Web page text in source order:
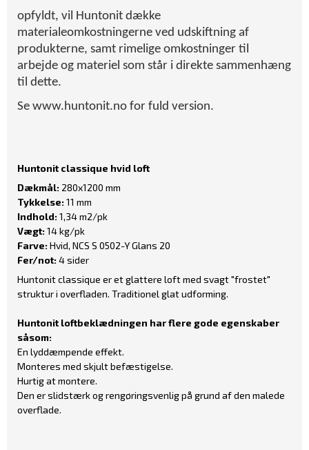
opfyldt, vil Huntonit dække
materialeomkostningerne ved udskiftning af
produkterne, samt rimelige omkostninger til
arbejde og materiel som står i direkte sammenhæng
til dette.
Se www.huntonit.no for fuld version.
Huntonit classique hvid loft
Dækmål: 280x1200 mm
Tykkelse: 11 mm
Indhold: 1,34 m2/pk
Vægt: 14 kg/pk
Farve: Hvid, NCS S 0502-Y Glans 20
Fer/not: 4 sider
Huntonit classique er et glattere loft med svagt "frostet"
struktur i overfladen. Traditionel glat udforming.
Huntonit loftbeklædningen har flere gode egenskaber
såsom:
En lyddæmpende effekt.
Monteres med skjult befæstigelse.
Hurtig at montere.
Den er slidstærk og rengøringsvenlig på grund af den malede
overflade.